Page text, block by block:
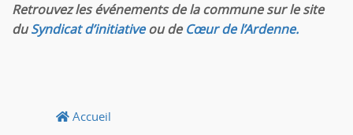
Retrouvez les événements de la commune sur le site
duSyndicat d’initiativeou deCœur de l’Ardenne.
Accueil